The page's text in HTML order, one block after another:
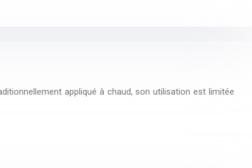
appliqué à chaud, son utilisation est limitée